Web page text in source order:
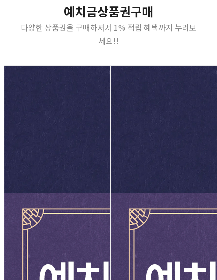
예치금상품권구매
다양한 상품권을 구매하셔서 1% 적립 혜택까지 누려보
세요!!